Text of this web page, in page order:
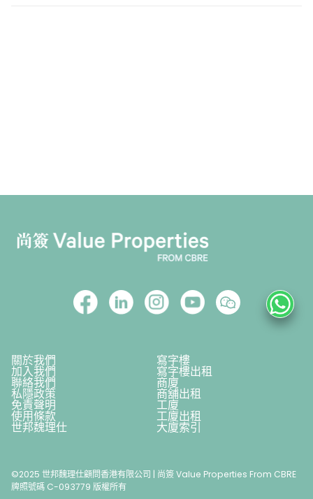
關於我們 寫字樓
加入我們 寫字樓出租
聯絡我們 商廈
私隱政策 商舖出租
免責聲明 工廈
使用條款 工廈出租
世邦魏理仕 大廈索引
©2025 世邦魏理仕顧問香港有限公司 | 尚簽 Value Properties From CBRE
牌照號碼 C-093779 版權所有